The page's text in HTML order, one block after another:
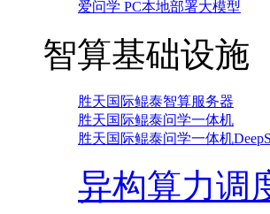
爱问学 PC本地部署大模型
智算基础设施
胜天国际鲲泰智算服务器
胜天国际鲲泰问学一体机
胜天国际鲲泰问学一体机
异构算力调